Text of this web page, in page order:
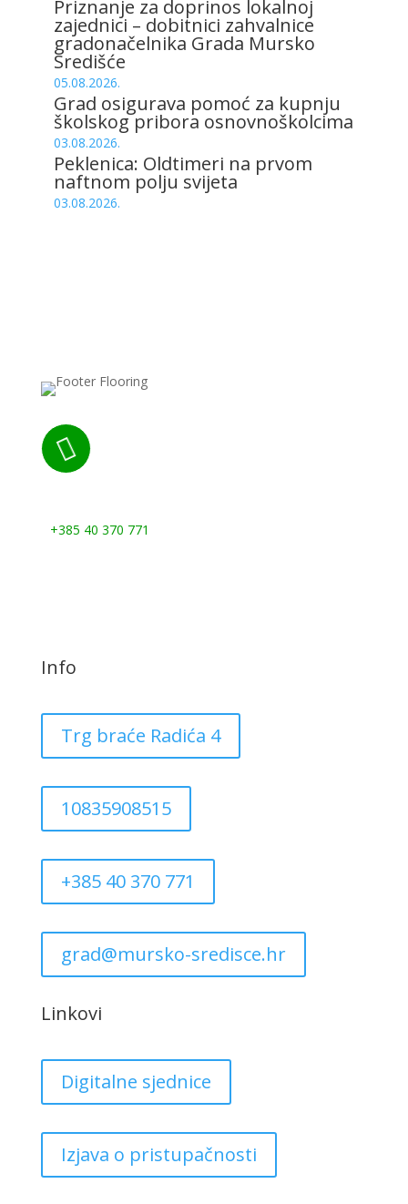
Priznanje za doprinos lokalnoj
zajednici – dobitnici zahvalnice
gradonačelnika Grada Mursko
Središće
05.08.2026.
Grad osigurava pomoć za kupnju
školskog pribora osnovnoškolcima
03.08.2026.
Peklenica: Oldtimeri na prvom
naftnom polju svijeta
03.08.2026.

+385 40 370 771
Info
Trg braće Radića 4
10835908515
+385 40 370 771
grad@mursko-sredisce.hr
Linkovi
Digitalne sjednice
Izjava o pristupačnosti